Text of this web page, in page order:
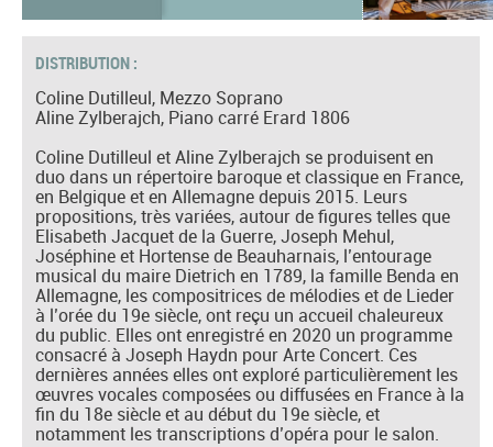
DISTRIBUTION :
Coline Dutilleul, Mezzo Soprano
Aline Zylberajch, Piano carré Erard 1806
Coline Dutilleul et Aline Zylberajch se produisent en
duo dans un répertoire baroque et classique en France,
en Belgique et en Allemagne depuis 2015. Leurs
propositions, très variées, autour de figures telles que
Elisabeth Jacquet de la Guerre, Joseph Mehul,
Joséphine et Hortense de Beauharnais, l’entourage
musical du maire Dietrich en 1789, la famille Benda en
Allemagne, les compositrices de mélodies et de Lieder
à l’orée du 19e siècle, ont reçu un accueil chaleureux
du public. Elles ont enregistré en 2020 un programme
consacré à Joseph Haydn pour Arte Concert. Ces
dernières années elles ont exploré particulièrement les
œuvres vocales composées ou diffusées en France à la
fin du 18e siècle et au début du 19e siècle, et
notamment les transcriptions d’opéra pour le salon.